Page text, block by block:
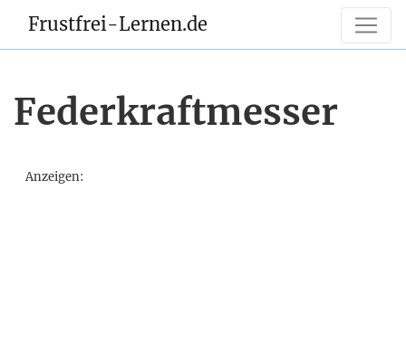
Frustfrei-Lernen.de
Federkraftmesser
Anzeigen: